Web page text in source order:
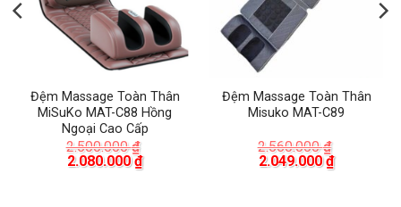
Đệm Massage Toàn Thân
MiSuKo MAT-C88 Hồng
Ngoại Cao Cấp
2.500.000₫
Giá
2.080.000₫Giá
hiện
Đệm Massage Toàn Thân
Misuko MAT-C89
2.560.000₫
Giá
2.049.000₫Giá
hiện